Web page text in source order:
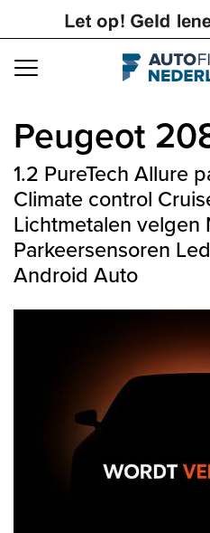
Navigation
Peugeot
1.2 PureTech Allure
Climate control
Lichtmetalen velgen
Parkeersensoren
Android Auto